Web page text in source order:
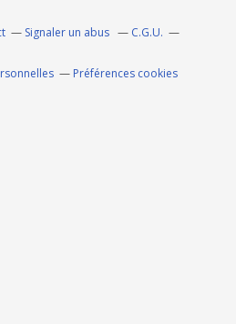
Signaler un abus C.G.U.
Préférences cookies